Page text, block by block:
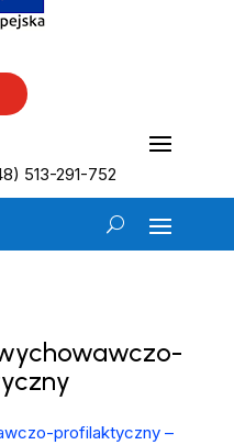
513-291-752
profilaktyczny –